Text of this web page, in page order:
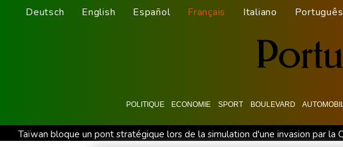
Deutsch English Español Français Italiano Português
POLITIQUE ECONOMIE SPORT BOULEVARD
Taïwan bloque un pont stratégique lors de la simulation d'une invasion par la